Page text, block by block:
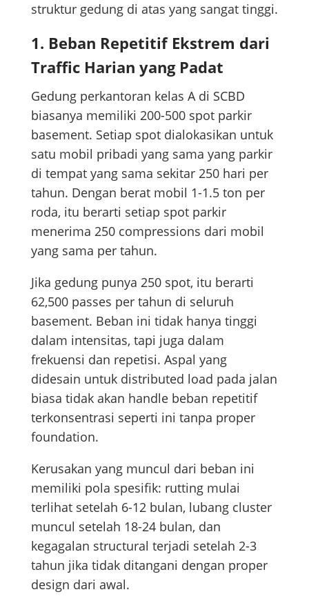
struktur gedung di atas yang sangat tinggi.
1. Beban Repetitif Ekstrem dari
Traffic Harian yang Padat
Gedung perkantoran kelas A di SCBD
biasanya memiliki 200-500 spot parkir
basement. Setiap spot dialokasikan untuk
satu mobil pribadi yang sama yang parkir
di tempat yang sama sekitar 250 hari per
tahun. Dengan berat mobil 1-1.5 ton per
roda, itu berarti setiap spot parkir
menerima 250 compressions dari mobil
yang sama per tahun.
Jika gedung punya 250 spot, itu berarti
62,500 passes per tahun di seluruh
basement. Beban ini tidak hanya tinggi
dalam intensitas, tapi juga dalam
frekuensi dan repetisi. Aspal yang
didesain untuk distributed load pada jalan
biasa tidak akan handle beban repetitif
terkonsentrasi seperti ini tanpa proper
foundation.
Kerusakan yang muncul dari beban ini
memiliki pola spesifik: rutting mulai
terlihat setelah 6-12 bulan, lubang cluster
muncul setelah 18-24 bulan, dan
kegagalan structural terjadi setelah 2-3
tahun jika tidak ditangani dengan proper
design dari awal.